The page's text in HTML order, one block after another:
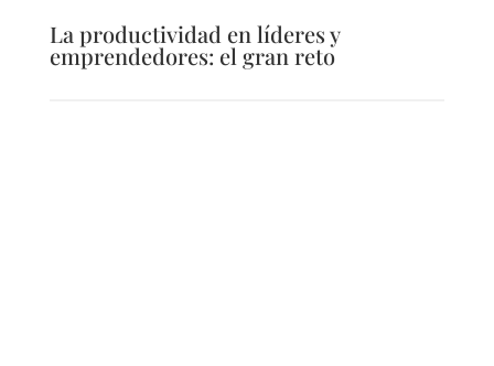
La productividad en líderes y
emprendedores: el gran reto